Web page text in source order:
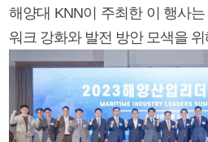
해양대 KNN이 주최한 이 행사
워크 강화와 발전 방안 모색을